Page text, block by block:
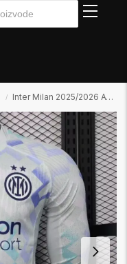
/ Inter Milan 2025/2026 Away Gostujući Dres Dugi Rukav Player Verzija